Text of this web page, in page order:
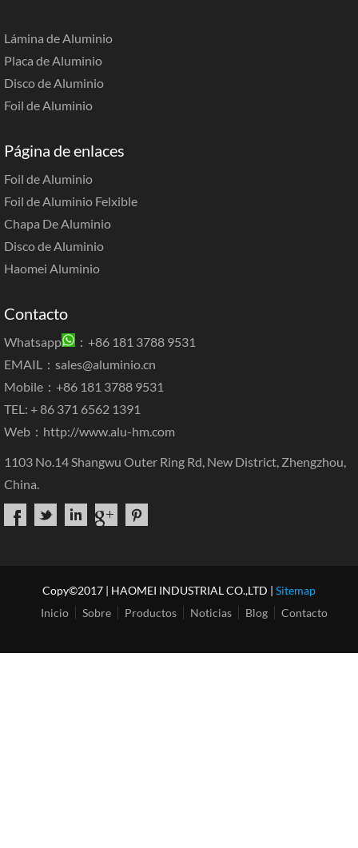
Lámina de Aluminio
Placa de Aluminio
Disco de Aluminio
Foil de Aluminio
Página de enlaces
Foil de Aluminio
Foil de Aluminio Felxible
Chapa De Aluminio
Disco de Aluminio
Haomei Aluminio
Contacto
Whatsapp
：+86 181 3788 9531
EMAIL： sales@aluminio.cn
Mobile：+86 181 3788 9531
TEL: + 86 371 6562 1391
Web： http://www.alu-hm.com
1103 No.14 Shangwu Outer Ring Rd, New District, Zhengzhou,
China.
Copy©2017 | HAOMEI INDUSTRIAL CO.,LTD | Sitemap
Inicio
Sobre Productos Noticias Blog Contacto